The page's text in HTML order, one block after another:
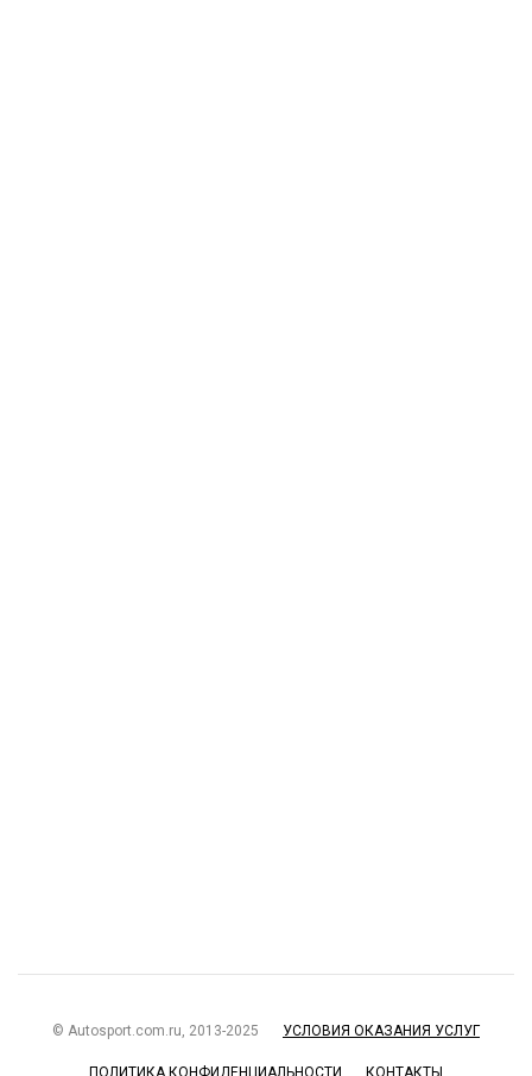
© Autosport.com.ru, 2013-2025 УСЛОВИЯ ОКАЗАНИЯ УСЛУГ
ПОЛИТИКА КОНФИДЕНЦИАЛЬНОСТИ КОНТАКТЫ